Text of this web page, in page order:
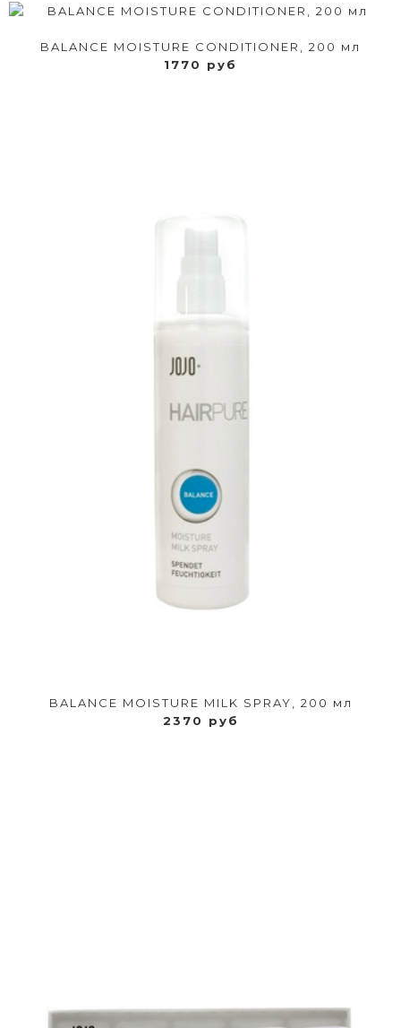
BALANCE MOISTURE CONDITIONER, 200 мл
1770 руб
BALANCE MOISTURE MILK SPRAY, 200 мл
2370 руб